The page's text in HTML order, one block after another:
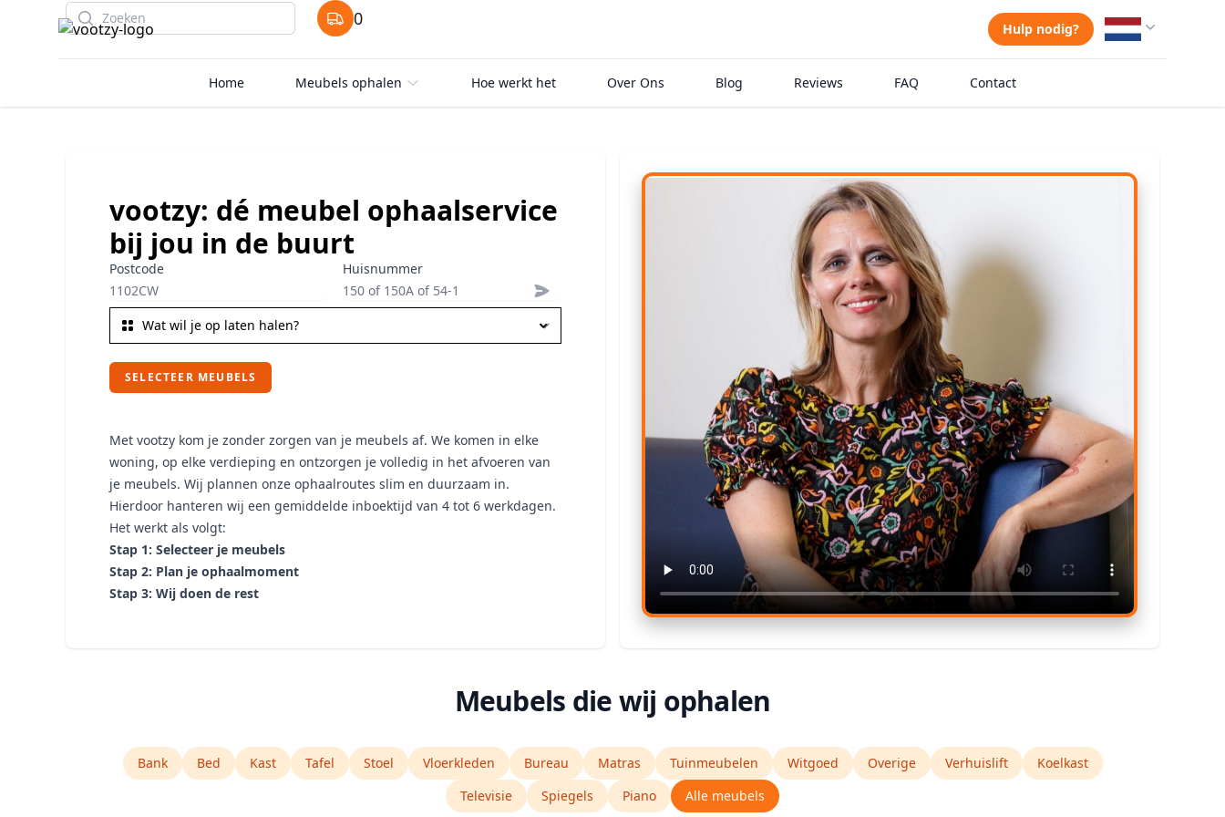
Search 0
items in cart, view bag Hulp nodig?
Home Meubels ophalen Hoe werkt het Over Ons Blog Reviews FAQ Contact
vootzy: dé meubel ophaalservice
bij jou in de buurt
Postcode Huisnummer
SELECTEER MEUBELS
Met vootzy kom je zonder zorgen van je meubels af. We komen in elke
woning, op elke verdieping en ontzorgen je volledig in het afvoeren van
je meubels. Wij plannen onze ophaalroutes slim en duurzaam in.
Hierdoor hanteren wij een gemiddelde inboektijd van 4 tot 6 werkdagen.
Het werkt als volgt:
Stap 1: Selecteer je meubels
Stap 2: Plan je ophaalmoment
Stap 3: Wij doen de rest
Meubels die wij ophalen
Bank Bed Kast Tafel Stoel Vloerkleden Bureau Matras Tuinmeubelen Witgoed Overige Verhuislift
Koelkast
Televisie
Spiegels Piano Alle meubels